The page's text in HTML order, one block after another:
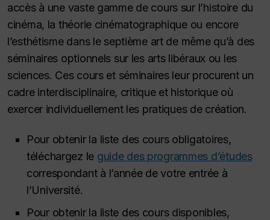
accès à une vaste gamme de cours sur l’histoire du
cinéma, la théorie cinématographique ou encore
l’esthétisme dans le septième art de même qu’à des
séminaires optionnels sur les arts libéraux ou les
sciences. Ces cours et séminaires leur procurent un
cadre interdisciplinaire, critique et historique où
exercer individuellement les pratiques de création.
Pour obtenir la liste des cours obligatoires,
téléchargez le guide des programmes d’études
correspondant à l’année de votre entrée à
l’Université.
Pour obtenir la liste des cours disponibles,